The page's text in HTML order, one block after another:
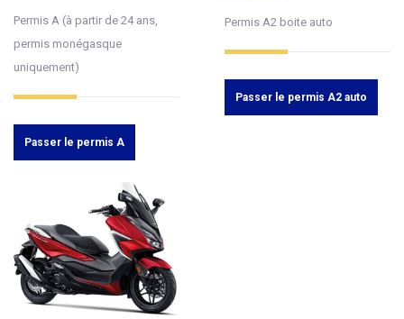
Permis A (à partir de 24 ans,
permis monégasque
uniquement)
Passer le permis A
Permis A2 boite auto
Passer le permis A2 auto